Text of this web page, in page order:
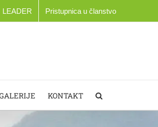
LEADER Pristupnica u članstvo
KONTAKT